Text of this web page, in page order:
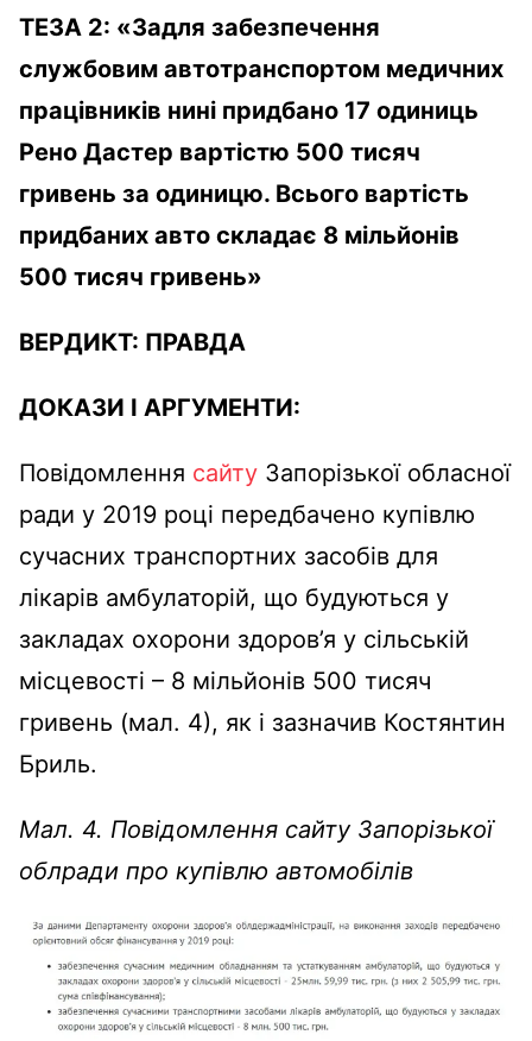
ТЕЗА 2: «Задля забезпечення
службовим автотранспортом медичних
працівників нині придбано 17 одиниць
Рено Дастер вартістю 500 тисяч
гривень за одиницю. Всього вартість
придбаних авто складає 8 мільйонів
500 тисяч гривень»
ВЕРДИКТ: ПРАВДА
ДОКАЗИ І АРГУМЕНТИ:
Повідомлення сайту Запорізької обласної
ради у 2019 році передбачено купівлю
сучасних транспортних засобів для
лікарів амбулаторій, що будуються у
закладах охорони здоров’я у сільській
місцевості – 8 мільйонів 500 тисяч
гривень (мал. 4), як і зазначив Костянтин
Бриль.
Мал. 4. Повідомлення сайту Запорізької
облради про купівлю автомобілів